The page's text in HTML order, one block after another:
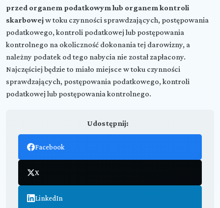
przed organem podatkowym lub organem kontroli
skarbowejw toku czynności sprawdzających, postępowania
podatkowego, kontroli podatkowej lub postępowania
kontrolnego na okoliczność dokonania tej darowizny, a
należny podatek od tego nabycia nie został zapłacony.
Najczęściej będzie to miało miejsce w toku czynności
sprawdzających, postępowania podatkowego, kontroli
podatkowej lub postępowania kontrolnego.
Udostępnij:
Facebook
X
LinkedIn